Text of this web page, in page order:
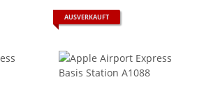
AUSVERKAUFT